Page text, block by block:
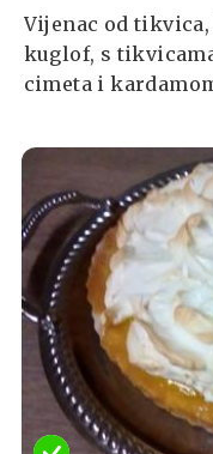
Vijenac od
kuglof, s
cimeta i
Index Recepti: